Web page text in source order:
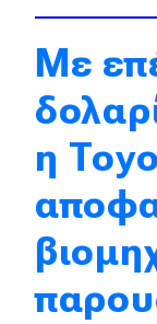
Δοκιμή
Αποστολή
Συγκρίνουμε
Αγώνες
Formula 1
WRC
Με
η